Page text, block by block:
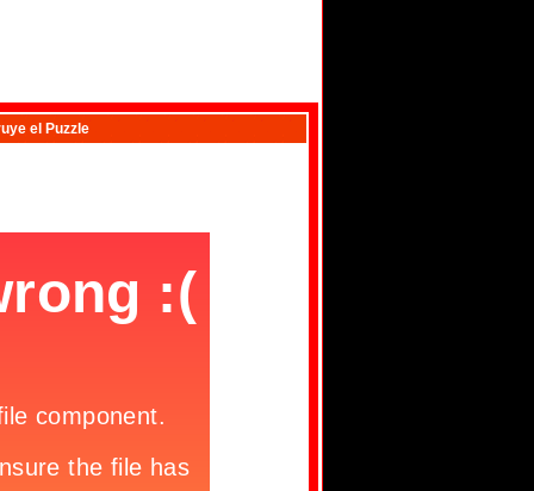
el Puzzle